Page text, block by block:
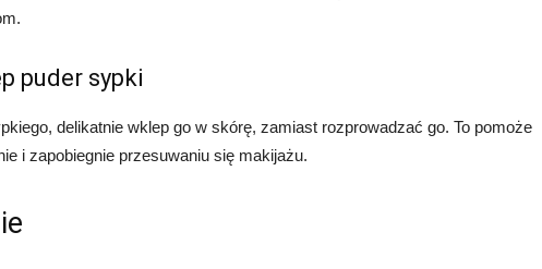
puder sypki
delikatnie wklep go w skórę, zamiast rozprowadzać go. To pomoże
i zapobiegnie przesuwaniu się makijażu.